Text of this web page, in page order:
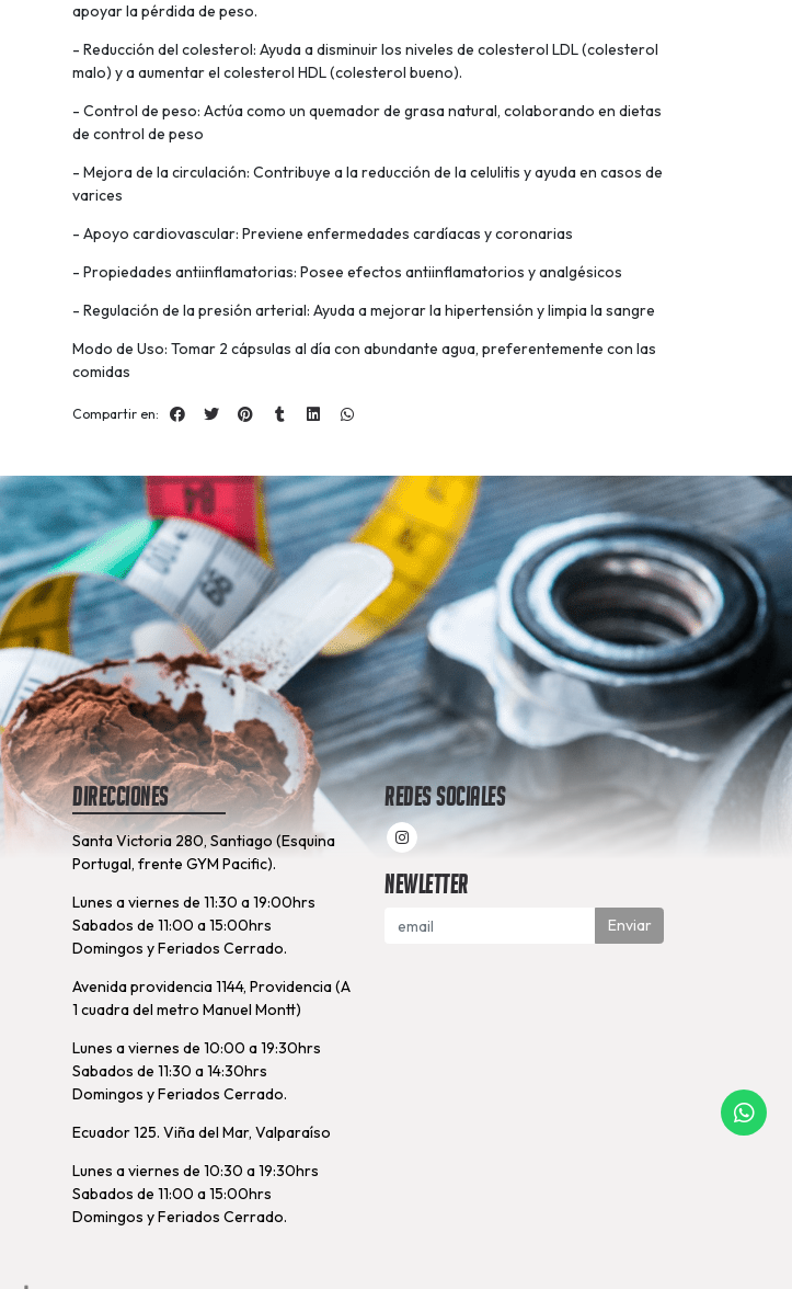
apoyar la pérdida de peso.
- Reducción del colesterol: Ayuda a disminuir los niveles de colesterol LDL (colesterol
malo) y a aumentar el colesterol HDL (colesterol bueno).
- Control de peso: Actúa como un quemador de grasa natural, colaborando en dietas
de control de peso
- Mejora de la circulación: Contribuye a la reducción de la celulitis y ayuda en casos de
varices
- Apoyo cardiovascular: Previene enfermedades cardíacas y coronarias
- Propiedades antiinflamatorias: Posee efectos antiinflamatorios y analgésicos
- Regulación de la presión arterial: Ayuda a mejorar la hipertensión y limpia la sangre
Modo de Uso: Tomar 2 cápsulas al día con abundante agua, preferentemente con las
comidas
Compartir en:
Direcciones
Santa Victoria 280, Santiago (Esquina
Portugal, frente GYM Pacific).
Lunes a viernes de 11:30 a 19:00hrs
Sabados de 11:00 a 15:00hrs
Domingos y Feriados Cerrado.
Avenida providencia 1144, Providencia (A
1 cuadra del metro Manuel Montt)
Lunes a viernes de 10:00 a 19:30hrs
Sabados de 11:30 a 14:30hrs
Domingos y Feriados Cerrado.
Ecuador 125. Viña del Mar, Valparaíso
Lunes a viernes de 10:30 a 19:30hrs
Sabados de 11:00 a 15:00hrs
Domingos y Feriados Cerrado.
Redes Sociales
Newletter
Enviar